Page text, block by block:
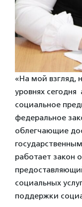
«На мой взгляд,
уровнях сегодня
социальное
федеральное
облегчающие
работает закон
социальных
поддержки